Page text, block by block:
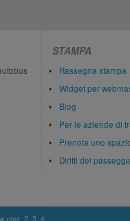
STAMPA
Rassegna stampa
Widget per
Blog
Per le aziende di
Prenota uno
Diritti dei
cost 2 3 4